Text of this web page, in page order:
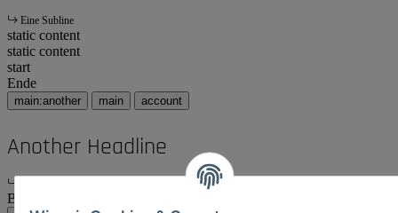
Eine Subline
static content
static content
start
Ende
main:another main account
Another Headline
Body Content